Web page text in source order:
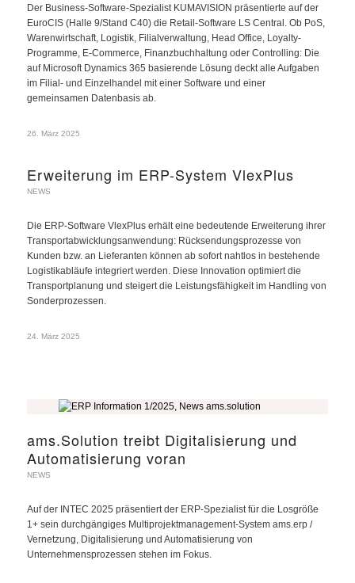
Der Business-Software-Spezialist KUMAVISION präsentierte auf der
EuroCIS (Halle 9/Stand C40) die Retail-Software LS Central. Ob PoS,
Warenwirtschaft, Logistik, Filialverwaltung, Head Office, Loyalty-
Programme, E-Commerce, Finanzbuchhaltung oder Controlling: Die
auf Microsoft Dynamics 365 basierende Lösung deckt alle Aufgaben
im Filial- und Einzelhandel mit einer Software und einer
gemeinsamen Datenbasis ab.
26. März 2025
Erweiterung im ERP-System VlexPlus
NEWS
Die ERP-Software VlexPlus erhält eine bedeutende Erweiterung ihrer
Transportabwicklungsanwendung: Rücksendungsprozesse von
Kunden bzw. an Lieferanten können ab sofort nahtlos in bestehende
Logistikabläufe integriert werden. Diese Innovation optimiert die
Transportplanung und steigert die Leistungsfähigkeit im Handling von
Sonderprozessen.
24. März 2025
ams.Solution treibt Digitalisierung und
Automatisierung voran
NEWS
Auf der INTEC 2025 präsentiert der ERP-Spezialist für die Losgröße
1+ sein durchgängiges Multiprojektmanagement-System ams.erp /
Vernetzung, Digitalisierung und Automatisierung von
Unternehmensprozessen stehen im Fokus.